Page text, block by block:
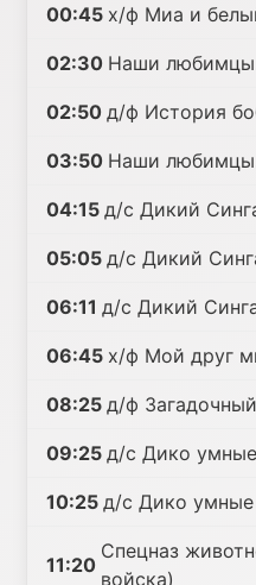
00:45 х/ф Миа и
02:30 Наши
02:50 д/ф История
03:50 Наши
04:15 д/с Дикий
05:05 д/с Дикий
06:11 д/с Дикий
06:45 х/ф Мой друг
08:25 д/ф
09:25 д/с Дико
10:25 д/с Дико
11:20
Спецназ
войска)